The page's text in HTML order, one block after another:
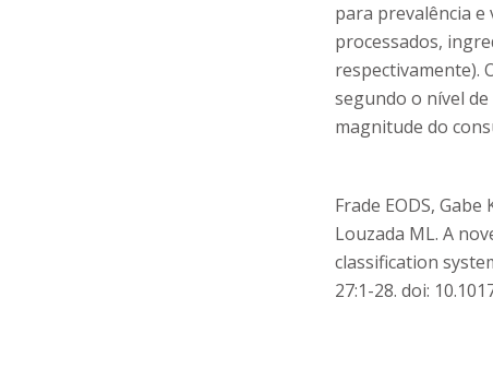
para prevalência e
processados,
respectivamente).
segundo o nível
magnitude do
Frade EODS,
Louzada ML. A
classification
27:1-28. doi: